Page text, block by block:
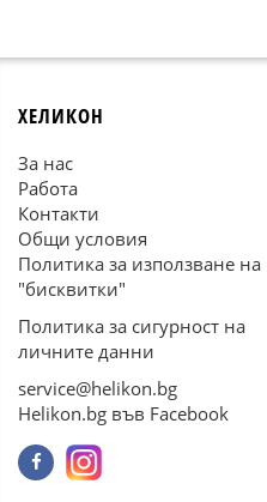
ХЕЛИКОН
За нас
Работа
Контакти
Общи условия
Политика за използване на
"бисквитки"
Политика за сигурност на
личните данни
service@helikon.bg
Helikon.bg във Facebook